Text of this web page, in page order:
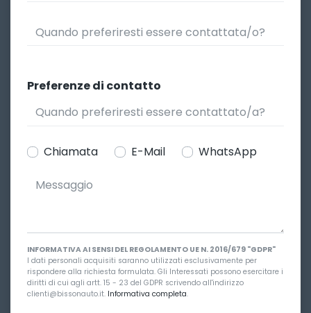
Preferenze di contatto
Chiamata E-Mail WhatsApp
INFORMATIVA AI SENSI DEL REGOLAMENTO UE N. 2016/679 "GDPR"
I dati personali acquisiti saranno utilizzati esclusivamente per
rispondere alla richiesta formulata. Gli Interessati possono esercitare i
diritti di cui agli artt. 15 - 23 del GDPR scrivendo all'indirizzo
clienti@bissonauto.it. Informativa completa.